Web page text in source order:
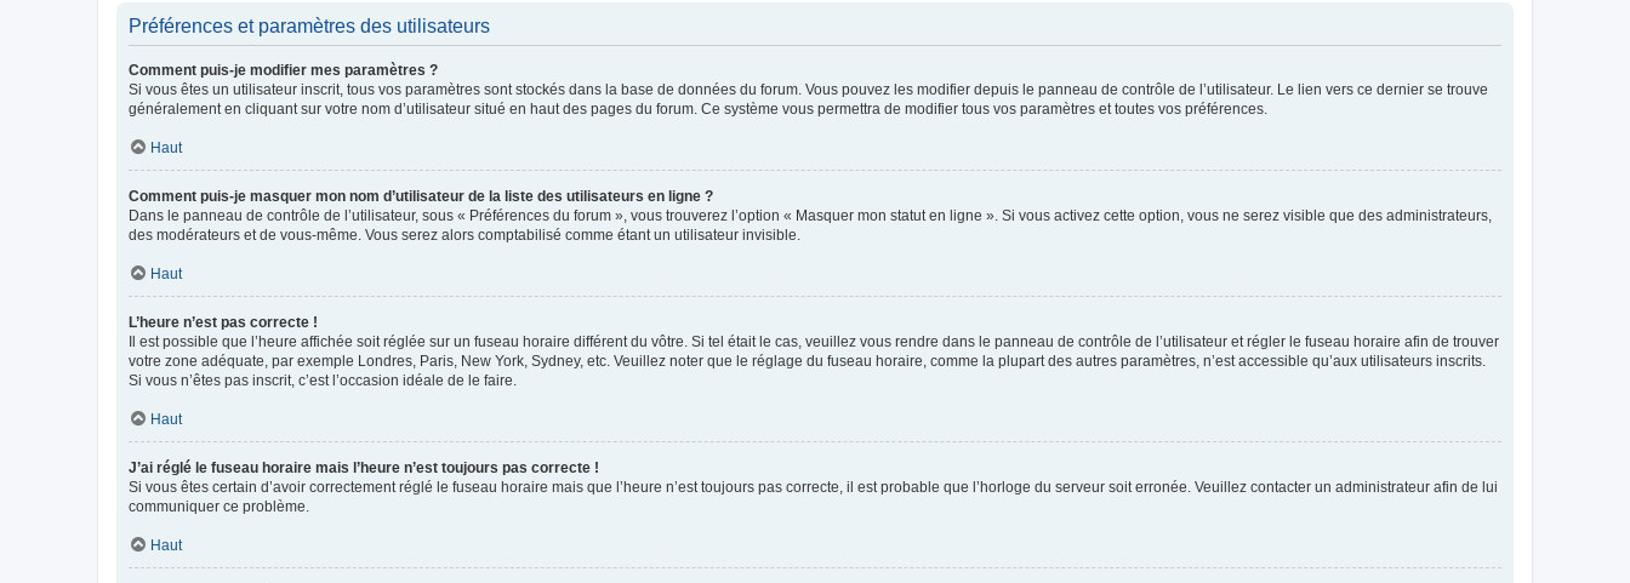
Préférences et paramètres des utilisateurs
Comment puis-je modifier mes paramètres ?
Si vous êtes un utilisateur inscrit, tous vos paramètres sont stockés dans la base de données du forum. Vous pouvez les modifier depuis le panneau de contrôle de l’utilisateur. Le lien vers ce dernier se trouve
généralement en cliquant sur votre nom d’utilisateur situé en haut des pages du forum. Ce système vous permettra de modifier tous vos paramètres et toutes vos préférences.
Haut
Comment puis-je masquer mon nom d’utilisateur de la liste des utilisateurs en ligne ?
Dans le panneau de contrôle de l’utilisateur, sous « Préférences du forum », vous trouverez l’option « Masquer mon statut en ligne ». Si vous activez cette option, vous ne serez visible que des administrateurs,
des modérateurs et de vous-même. Vous serez alors comptabilisé comme étant un utilisateur invisible.
Haut
L’heure n’est pas correcte !
Il est possible que l’heure affichée soit réglée sur un fuseau horaire différent du vôtre. Si tel était le cas, veuillez vous rendre dans le panneau de contrôle de l’utilisateur et régler le fuseau horaire afin de trouver
votre zone adéquate, par exemple Londres, Paris, New York, Sydney, etc. Veuillez noter que le réglage du fuseau horaire, comme la plupart des autres paramètres, n’est accessible qu’aux utilisateurs inscrits.
Si vous n’êtes pas inscrit, c’est l’occasion idéale de le faire.
Haut
J’ai réglé le fuseau horaire mais l’heure n’est toujours pas correcte !
Si vous êtes certain d’avoir correctement réglé le fuseau horaire mais que l’heure n’est toujours pas correcte, il est probable que l’horloge du serveur soit erronée. Veuillez contacter un administrateur afin de lui
communiquer ce problème.
Haut